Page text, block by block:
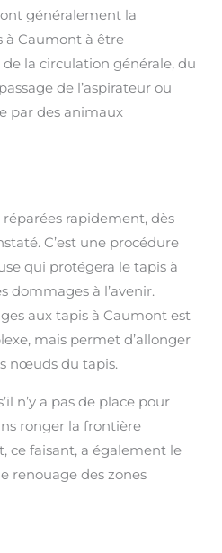
généralement la
à Caumont à être
la circulation générale, du
de l’aspirateur ou
par des animaux
rapidement, dès
C’est une procédure
qui protégera le tapis à
dommages à l’avenir.
aux tapis à Caumont est
mais permet d’allonger
nœuds du tapis.
n’y a pas de place pour
ronger la frontière
ce faisant, a également le
renouage des zones